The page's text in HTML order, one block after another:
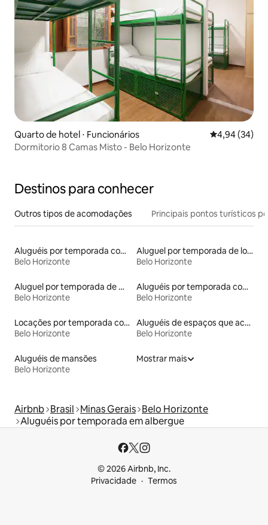
Quarto de hotel ⋅ Funcionários 4,94 de uma
4,94 (34)
Dormitorio 8 Camas Misto - Belo Horizonte
Destinos para conhecer
Outros tipos de acomodações Principais pontos turísticos
Aluguéis por temporada com sauna
Belo Horizonte
Aluguel por temporada de lofts
Belo Horizonte
Aluguel por temporada de microcasas
Belo Horizonte
Aluguéis por temporada com acesso ao lago
Belo Horizonte
Locações por temporada com piscina
Belo Horizonte
Aluguéis de espaços que aceitam animais de estimação
Belo Horizonte
Aluguéis de mansões
Belo Horizonte
Mostrar mais
Airbnb Brasil Minas Gerais Belo Horizonte
Aluguéis por temporada em albergue
© 2026 Airbnb, Inc.
Privacidade
Termos